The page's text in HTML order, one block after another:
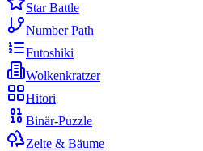
Star Battle
Number Path
Futoshiki
Wolkenkratzer
Hitori
Binär-Puzzle
Zelte & Bäume